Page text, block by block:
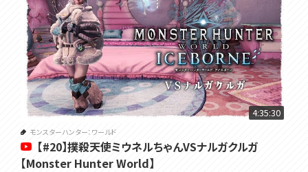
4:35:30
モンスターハンター：ワールド
【#20】撲殺天使ミウネルちゃんVSナルガクルガ
【Monster Hunter World】